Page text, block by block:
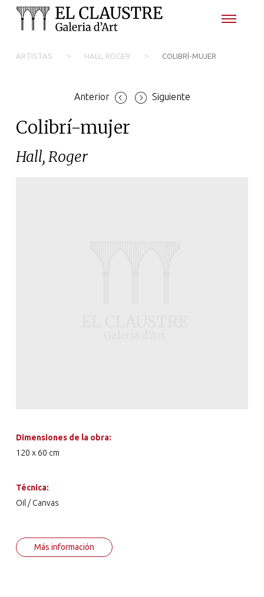
ARTISTAS > HALL, ROGER > COLIBRÍ-MUJER
Anterior Siguiente
Colibrí-mujer
Hall, Roger
Dimensiones de la obra:
120 x 60 cm
Técnica:
Oil / Canvas
Más información